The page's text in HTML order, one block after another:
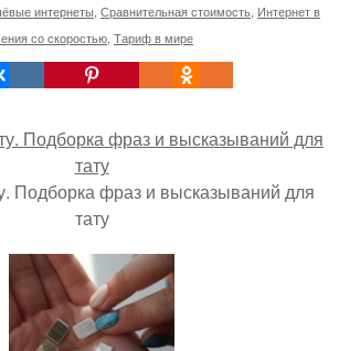
интернеты Сравнительная стоимость Интернет в
со скоростью Тариф в мире
Подборка фраз и высказываний для
тату